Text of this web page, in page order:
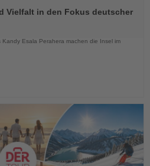
Vielfalt in den Fokus deutscher
Esala Perahera machen die Insel im